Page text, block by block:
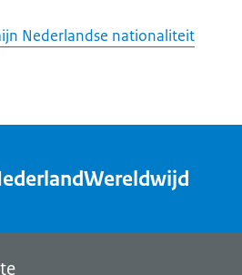
Nederlandse nationaliteit